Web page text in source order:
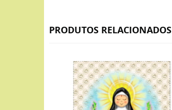
PRODUTOS RELACIONADOS